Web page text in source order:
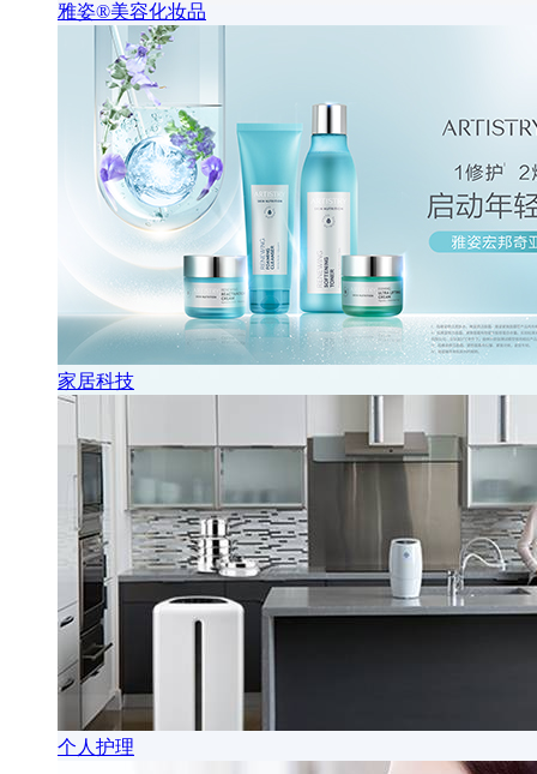
雅姿®美容化妆品
家居科技
个人护理